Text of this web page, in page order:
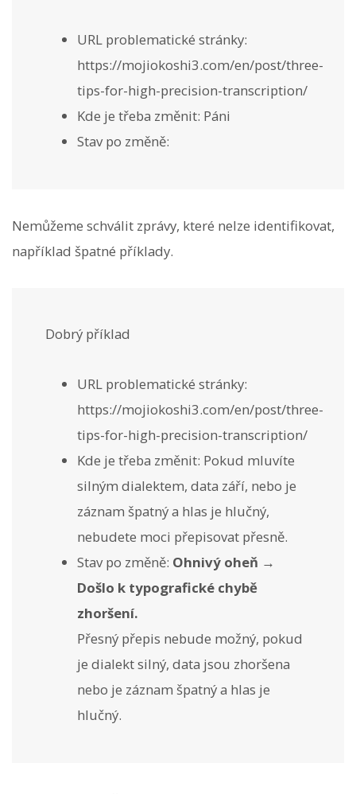
URL problematické stránky:
https://mojiokoshi3.com/en/post/three-
tips-for-high-precision-transcription/
Kde je třeba změnit: Páni
Stav po změně:
Nemůžeme schválit zprávy, které nelze identifikovat,
například špatné příklady.
Dobrý příklad
URL problematické stránky:
https://mojiokoshi3.com/en/post/three-
tips-for-high-precision-transcription/
Kde je třeba změnit: Pokud mluvíte
silným dialektem, data září, nebo je
záznam špatný a hlas je hlučný,
nebudete moci přepisovat přesně.
Stav po změně: Ohnivý oheň →
Došlo k typografické chybě
zhoršení.
Přesný přepis nebude možný, pokud
je dialekt silný, data jsou zhoršena
nebo je záznam špatný a hlas je
hlučný.